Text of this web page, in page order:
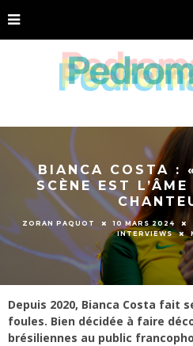
BIANCA COSTA :
SCÈNE EST
ZORAN PAQUOT 10 MARS 2024
INTERVIEWS
Depuis 2020, Bianca Costa fait
foules. Bien décidée à faire
brésiliennes au public